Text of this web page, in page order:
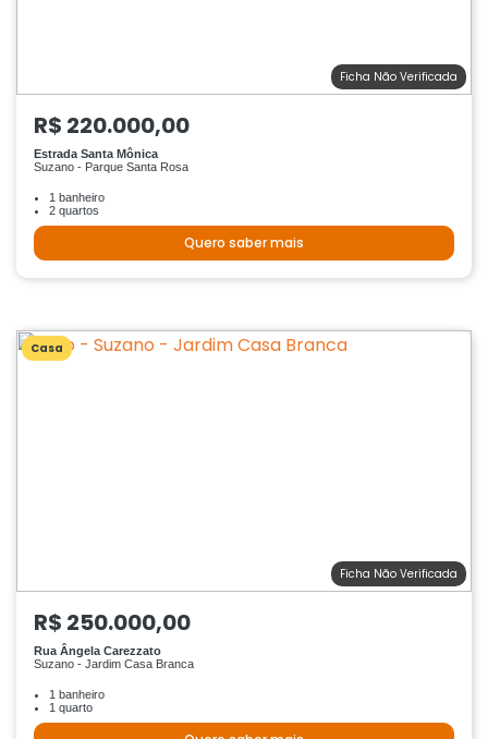
Ficha Não Verificada
R$ 220.000,00
Estrada Santa Mônica
Suzano - Parque Santa Rosa
1 banheiro
2 quartos
Quero saber mais
Casa
Ficha Não Verificada
R$ 250.000,00
Rua Ângela Carezzato
Suzano - Jardim Casa Branca
1 banheiro
1 quarto